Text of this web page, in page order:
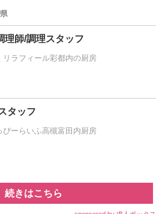
理師/調理スタッフ
ラフィール彩都内の厨房
タッフ
ーらいふ高槻富田内厨房
続きはこちら